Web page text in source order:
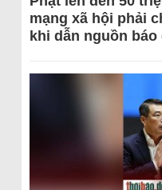
mạng xã hội phải
khi dẫn nguồn báo